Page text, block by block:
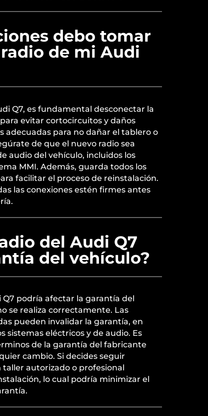
debo tomar
de mi Audi
Q7, es fundamental desconectar la
evitar cortocircuitos y daños
adecuadas para no dañar el tablero o
de que el nuevo radio sea
audio del vehículo, incluidos los
MMI. Además, guarda todos los
facilitar el proceso de reinstalación.
las conexiones estén firmes antes
del Audi Q7
del vehículo?
podría afectar la garantía del
se realiza correctamente. Las
pueden invalidar la garantía, en
sistemas eléctricos y de audio. Es
de la garantía del fabricante
cambio. Si decides seguir
autorizado o profesional
lo cual podría minimizar el